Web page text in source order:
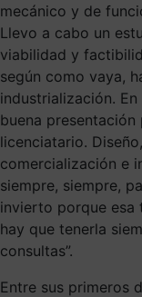
mecánico y de
Llevo a cabo un
viabilidad y
según como vaya,
industrialización.
buena
licenciatario.
comercialización e
siempre, siempre,
invierto porque esa
hay que tenerla
consultas”.
Entre sus primeros